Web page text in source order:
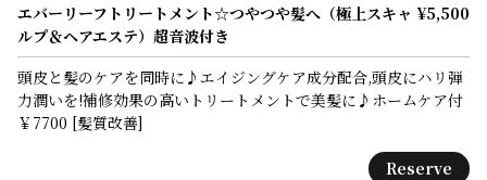
エバーリーフトリートメント☆つやつや髪へ（極上スキャ
ルプ＆ヘアエステ）超音波付き
¥5,500
頭皮と髪のケアを同時に♪エイジングケア成分配合,頭皮にハリ弾
力潤いを!補修効果の高いトリートメントで美髪に♪ホームケア付
￥7700 [髪質改善]
Reserve